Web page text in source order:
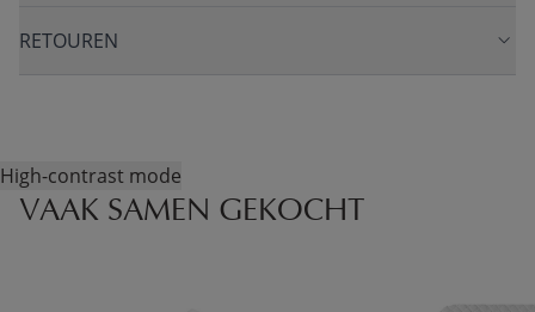
RETOUREN
High-contrast mode
VAAK SAMEN GEKOCHT